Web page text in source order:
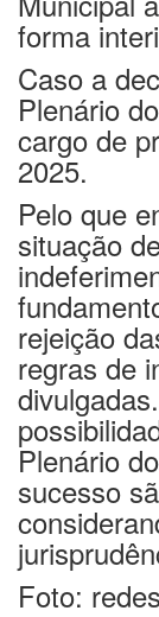
forma
Caso a
Plenário
cargo de
2025.
Pelo que
situação
rejeição
regras de
Plenário
sucesso
Foto: